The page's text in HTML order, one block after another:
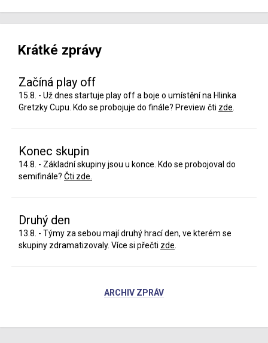
Krátké zprávy
Začíná play off
15.8. - Už dnes startuje play off a boje o umístění na Hlinka
Gretzky Cupu. Kdo se probojuje do finále? Preview čti zde.
Konec skupin
14.8. - Základní skupiny jsou u konce. Kdo se probojoval do
semifinále? Čti zde.
Druhý den
13.8. - Týmy za sebou mají druhý hrací den, ve kterém se
skupiny zdramatizovaly. Více si přečti zde.
ARCHIV ZPRÁV